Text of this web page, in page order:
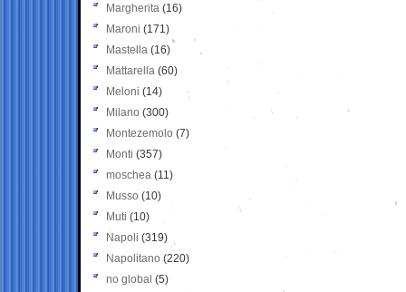
Margherita (16)
Maroni (171)
Mastella (16)
Mattarella (60)
Meloni (14)
Milano (300)
Montezemolo (7)
Monti (357)
moschea (11)
Musso (10)
Muti (10)
Napoli (319)
Napolitano (220)
no global (5)